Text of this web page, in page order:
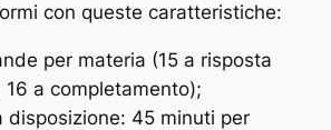
con queste caratteristiche:
per materia (15 a risposta
16 a completamento);
disposizione: 45 minuti per